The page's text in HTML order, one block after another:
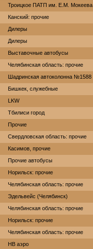
Троицкое ПАТП им. Е.М. Мокеева
Канский: прочие
Дилеры
Дилеры
Выставочные автобусы
Челябинская область: прочие
Шадринская автоколонна №1588
Бишкек, служебные
LKW
Тбилиси город
Прочие
Свердловская область: прочие
Касимов, прочие
Прочие автобусы
Норильск: прочие
Челябинская область: прочие
Эдельвейс (Челябинск)
Челябинская область: прочие
Норильск: прочие
Челябинская область: прочие
НВ аэро